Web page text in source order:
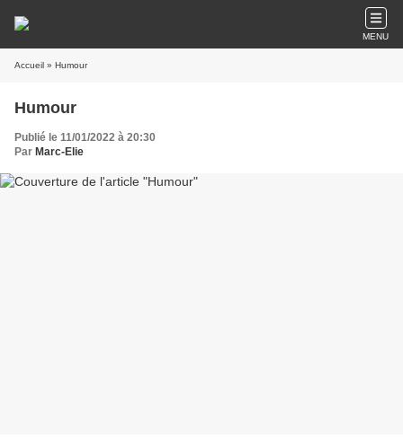
MENU
Accueil » Humour
Humour
Publié le 11/01/2022 à 20:30
Par Marc-Elie